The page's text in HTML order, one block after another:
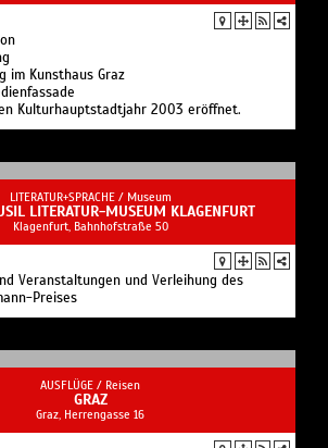
Veranstaltungen und Verleihung des
Preises
GRAZ
Graz, Herrengasse 16
Mischung zwischen Alt und Neu.
SEHENSWÜRDIGKEITEN /Kirche
Graz, Kirchplatz 9
katholische Basilika thront auf einem
zu den wichtigsten Wallfahrtsorten der